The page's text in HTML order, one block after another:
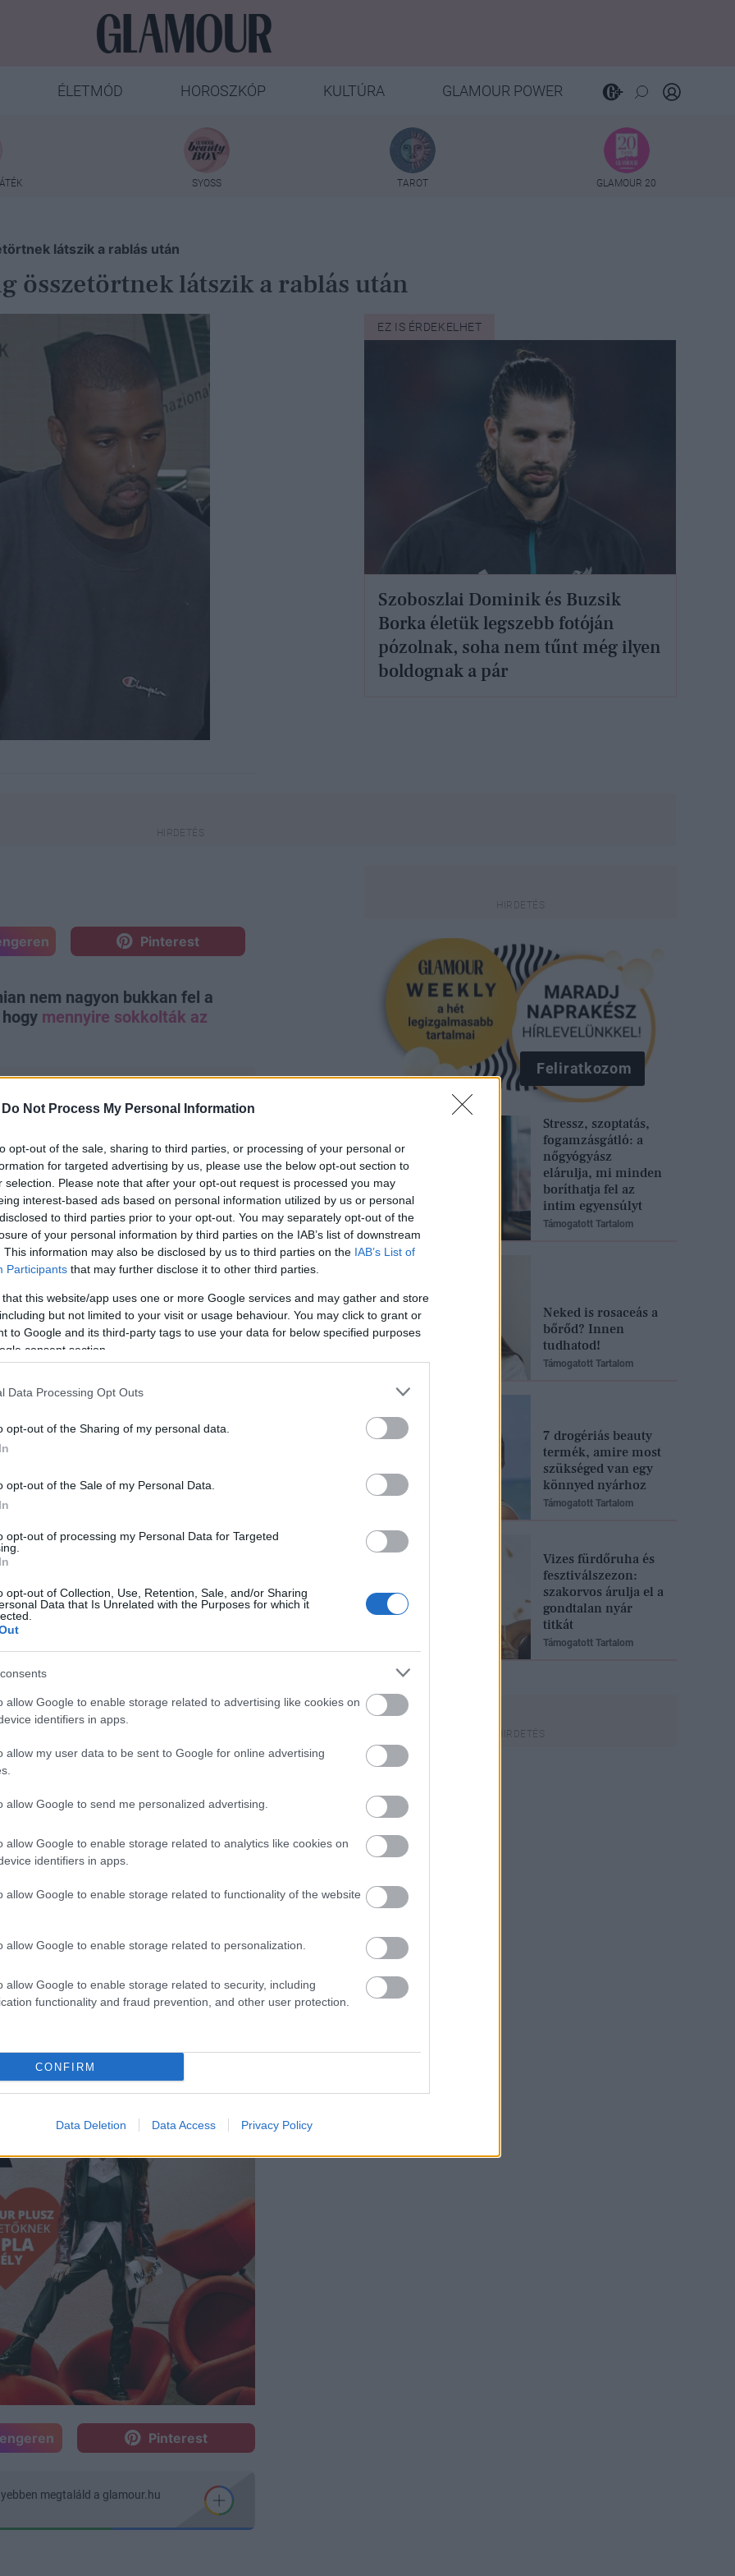
Do Not Process My Personal Information
opt-out of the sale, sharing to third parties, or processing of your personal or
for targeted advertising by us, please use the below opt-out section to
selection. Please note that after your opt-out request is processed you may
interest-based ads based on personal information utilized by us or personal
to third parties prior to your opt-out. You may separately opt-out of the
of your personal information by third parties on the IAB’s list of downstream
This information may also be disclosed by us to third parties on the IAB’s List of
Participants that may further disclose it to other third parties.
that this website/app uses one or more Google services and may gather and store
but not limited to your visit or usage behaviour. You may click to grant or
to Google and its third-party tags to use your data for below specified purposes
consent section.
Data Processing Opt Outs
opt-out of the Sharing of my personal data.
opt-out of the Sale of my Personal Data.
opt-out of processing my Personal Data for Targeted
opt-out of Collection, Use, Retention, Sale, and/or Sharing
Data that Is Unrelated with the Purposes for which it
allow Google to enable storage related to advertising like cookies on
identifiers in apps.
allow my user data to be sent to Google for online advertising
allow Google to send me personalized advertising.
allow Google to enable storage related to analytics like cookies on
identifiers in apps.
allow Google to enable storage related to functionality of the website
allow Google to enable storage related to personalization.
allow Google to enable storage related to security, including
functionality and fraud prevention, and other user protection.
CONFIRM
Data Deletion Data Access Privacy Policy
ÉLETMÓD HOROSZKÓP KULTÚRA GLAMOUR POWER
SYOSS TAROT GLAMOUR 20
látszik a rablás után
összetörtnek látszik a rablás után
EZ IS ÉRDEKELHET
Szoboszlai Dominik és Buzsik
Borka életük legszebb fotóján
pózolnak, soha nem tűnt még ilyen
boldognak a pár
Pinterest
nem nagyon bukkan fel a
mennyire sokkolták az
with Kardashian című showműsor
médiahíresség a múlt héten
20 évvel ezelőtti fotókat osztott meg,
férje, Kanye West és édesanyja
körülmények között ünnepelt.
mint a támadást követő napokban,
még mindig nagyon
ki otthonról smink nélkül, de
hogy mielőbb túllesz
up with kardashian
Pinterest
megtaláld a glamour.hu
Feliratkozom
Stressz, szoptatás,
fogamzásgátló: a
nőgyógyász
elárulja, mi minden
boríthatja fel az
intim egyensúlyt
Támogatott Tartalom
Neked is rosaceás a
bőrőd? Innen
tudhatod!
Támogatott Tartalom
7 drogériás beauty
termék, amire most
szükséged van egy
könnyed nyárhoz
Támogatott Tartalom
Vizes fürdőruha és
fesztiválszezon:
szakorvos árulja el a
gondtalan nyár
titkát
Támogatott Tartalom